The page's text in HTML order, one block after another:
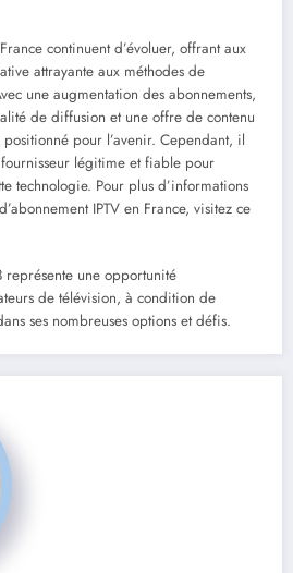
continuent d’évoluer, offrant aux
attrayante aux méthodes de
une augmentation des abonnements,
de diffusion et une offre de contenu
pour l’avenir. Cependant, il
légitime et fiable pour
technologie. Pour plus d’informations
IPTV en France, visitez ce
représente une opportunité
de télévision, à condition de
ses nombreuses options et défis.